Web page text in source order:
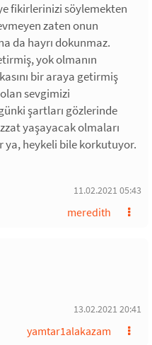
fikirlerinizi söylemekten
zaten onun
da hayrı dokunmaz.
yok olmanın
bir araya getirmiş
sevgimizi
şartları gözlerinde
yaşayacak olmaları
ya, heykeli bile korkutuyor.
11.02.2021 05:43
meredith
13.02.2021 20:41
yamtar1alakazam